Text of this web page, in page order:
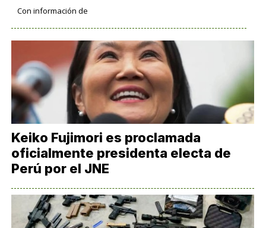
Con información de
Keiko Fujimori es proclamada
oficialmente presidenta electa de
Perú por el JNE